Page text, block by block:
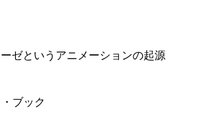
ゼというアニメーションの起源
ブック